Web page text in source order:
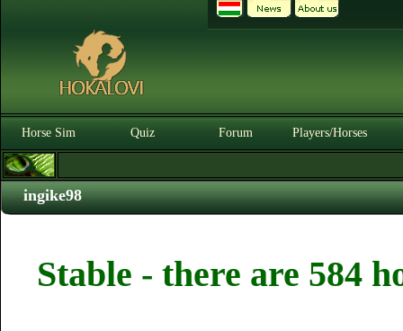
Horse Sim Quiz Forum Players/Horses
ingike98
Stable - there are 584